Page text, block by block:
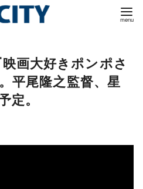
画大好きポンポさ
平尾隆之監督、星
定。